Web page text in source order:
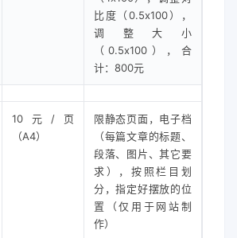
比度（0.5x100），
调整大小
（0.5x100），合
计：800元
10元/页
（A4）
限静态页面，电子档
（每篇文章的标题、
段落、图片、其它要
求），按照栏目划
分，指定好摆放的位
置（仅用于网站制
作）